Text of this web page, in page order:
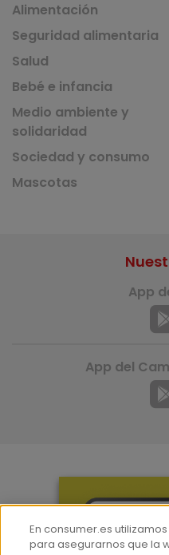
Alimentación
Seguridad alimentaria
Salud
Bebé e infancia
Medio ambiente y
solidaridad
Sociedad y consumo
Mascotas
App
App del
En consumer.es
para asegurarnos que la